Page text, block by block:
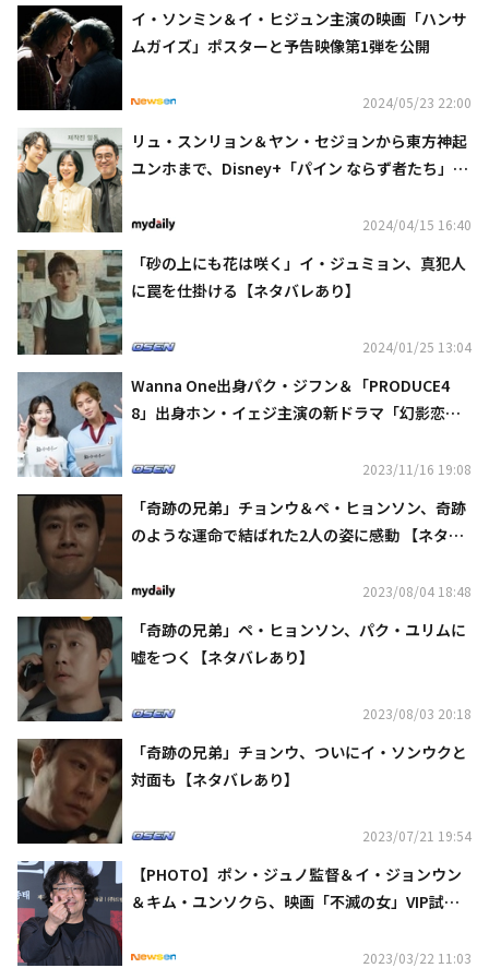
イ・ソンミン＆イ・ヒジュン主演の映画「ハンサ
ムガイズ」ポスターと予告映像第1弾を公開
2024/05/23 22:00
リュ・スンリョン＆ヤン・セジョンから東方神起
ユンホまで、Disney+「パイン ならず者たち」出
2024/04/15 16:40
「砂の上にも花は咲く」イ・ジュミョン、真犯人
に罠を仕掛ける【ネタバレあり】
2024/01/25 13:04
Wanna One出身パク・ジフン＆「PRODUCE4
8」出身ホン・イェジ主演の新ドラマ「幻影恋
2023/11/16 19:08
「奇跡の兄弟」チョンウ＆ペ・ヒョンソン、奇跡
のような運命で結ばれた2人の姿に感動 【ネタバ
2023/08/04 18:48
「奇跡の兄弟」ペ・ヒョンソン、パク・ユリムに
嘘をつく【ネタバレあり】
2023/08/03 20:18
「奇跡の兄弟」チョンウ、ついにイ・ソンウクと
対面も【ネタバレあり】
2023/07/21 19:54
【PHOTO】ポン・ジュノ監督＆イ・ジョンウン
＆キム・ユンソクら、映画「不滅の女」VIP試写
2023/03/22 11:03